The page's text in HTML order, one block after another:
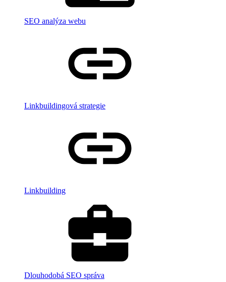
SEO analýza webu
Linkbuildingová strategie
Linkbuilding
Dlouhodobá SEO správa